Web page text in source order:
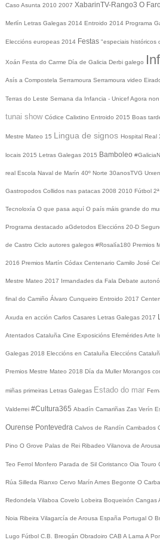
Caso Asunta 2010 2007 XabarinTV-Rango3 O Faro
Merlín Letras Galegas 2014 Entroido 2014 Programa
Eleccións europeas 2014 Festas "especiais históricos
Xoán Festa do Carme Día de Galicia Derbi galego
Asís a Compostela Serramoura Serramoura video
Terras do Leste Semana da Infancia - UnicefAgora
tunai show Códice Calixtino Entroido 2015 Boas
Mestre Mateo 15 Lingua de signos Hospital Real
locais 2015 Letras Galegas 2015 Bamboleo
real Escola Naval de Marín 40º Norte 30anosTVG
Gastropodos Collidos nas patacas 2008 2010 Fútbol
Tecnoloxía O que pasa aquí O país máis grande do
Programa destacado aGdetodos Eleccións 20-D
de Castro Ciclo autores galegos #Rosalía180 Premios
2016 Premios Martín Códax Centenario Camilo José
Mestre Mateo 2017 Irmandades da Fala Debate
final do Camiño Álvaro Cunqueiro Entroido 2017
Axuda en acción Carlos Casares Letras Galegas 2017
Atentados Cataluña Cine Exposicións EfeméridesArte
Galegas 2018 Eleccións en Cataluña Eleccións
Premios Mestre Mateo 2018 Día da Muller Morangos
miñas primeiras Letras Galegas Estado do mar
Valderrei #Cultura365 Abadín Camariñas Zas Verín
Ourense Pontevedra Calvos de Randín Cambados
Pino O Grove Palas de Rei Ribadeo Vilanova de Arousa
Teo Ferrol Monfero Parada de Sil Coristanco Oia Touro
Rúa Silleda Rianxo Cervo Marín Ames Begonte O
Redondela Vilaboa Covelo Lobeira Boqueixón Cangas
Noia Ribeira Vilagarcía de Arousa España Portugal O
Lugo Fútbol C.B. Breogán Obradoiro CAB A Lama A